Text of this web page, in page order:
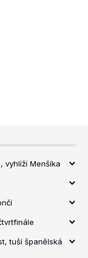
vyhlíží Menšíka
tuší španělská